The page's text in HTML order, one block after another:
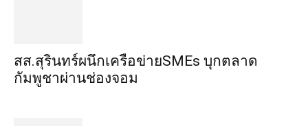
สส.สุรินทร์ผนึกเครือข่ายSMEs บุกตลาด
กัมพูชาผ่านช่องจอม